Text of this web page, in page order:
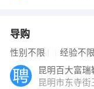
导购
性别不限 经验不限
昆明百大富瑞
昆明市东寺街